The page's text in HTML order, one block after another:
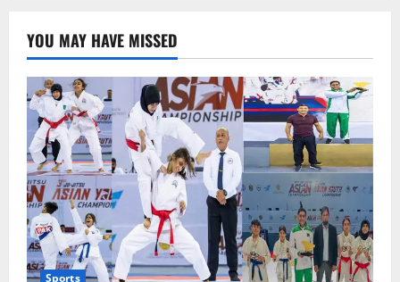
YOU MAY HAVE MISSED
Sports